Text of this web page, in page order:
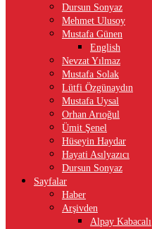
Dursun Sonyaz
Mehmet Ulusoy
Mustafa Günen
English
Nevzat Yılmaz
Mustafa Solak
Lütfi Özgünaydın
Mustafa Uysal
Orhan Arıoğul
Ümit Şenel
Hüseyin Haydar
Hayati Asılyazıcı
Dursun Sonyaz
Sayfalar
Haber
Arşivden
Alpay Kabacalı